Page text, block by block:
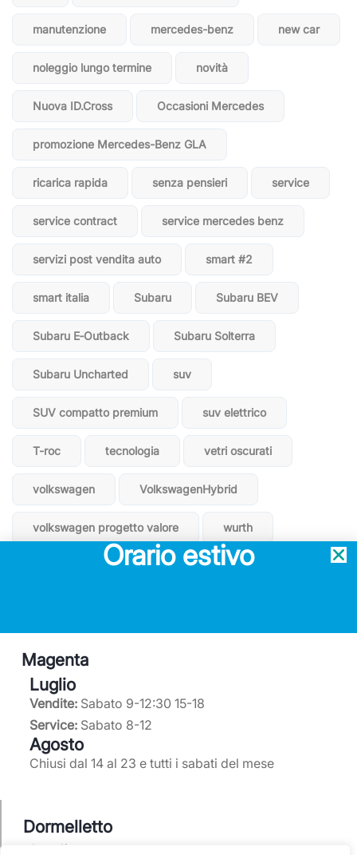
manutenzione mercedes-benz new car
noleggio lungo termine novità
Nuova ID.Cross Occasioni Mercedes
promozione Mercedes-Benz GLA
ricarica rapida senza pensieri service
service contract service mercedes benz
servizi post vendita auto smart #2
smart italia Subaru Subaru BEV
Subaru E‑Outback Subaru Solterra
Subaru Uncharted suv
SUV compatto premium suv elettrico
T-roc tecnologia vetri oscurati
volkswagen VolkswagenHybrid
volkswagen progetto valore wurth
Service ufficiale Mercedes-Benz
Concessionario ufficiale Subaru
Service partner Volkswagen
Orario estivo
Magenta
Luglio
Vendite: Sabato 9-12:30 15-18
Service: Sabato 8-12
Agosto
Chiusi dal 14 al 23 e tutti i sabati del mese
Dormelletto